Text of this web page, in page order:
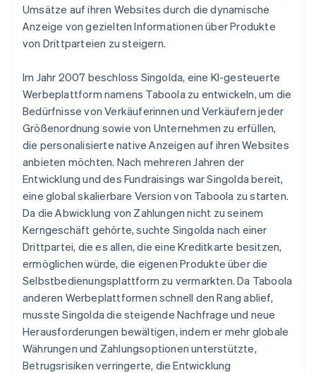
Umsätze auf ihren Websites durch die dynamische
Anzeige von gezielten Informationen über Produkte
von Drittparteien zu steigern.
Im Jahr 2007 beschloss Singolda, eine KI-gesteuerte
Werbeplattform namens Taboola zu entwickeln, um die
Bedürfnisse von Verkäuferinnen und Verkäufern jeder
Größenordnung sowie von Unternehmen zu erfüllen,
die personalisierte native Anzeigen auf ihren Websites
anbieten möchten. Nach mehreren Jahren der
Entwicklung und des Fundraisings war Singolda bereit,
eine global skalierbare Version von Taboola zu starten.
Da die Abwicklung von Zahlungen nicht zu seinem
Kerngeschäft gehörte, suchte Singolda nach einer
Drittpartei, die es allen, die eine Kreditkarte besitzen,
ermöglichen würde, die eigenen Produkte über die
Selbstbedienungsplattform zu vermarkten. Da Taboola
anderen Werbeplattformen schnell den Rang ablief,
musste Singolda die steigende Nachfrage und neue
Herausforderungen bewältigen, indem er mehr globale
Währungen und Zahlungsoptionen unterstützte,
Betrugsrisiken verringerte, die Entwicklung